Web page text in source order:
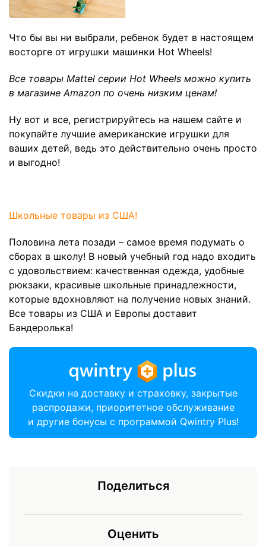
Что бы вы ни выбрали, ребенок будет в настоящем
восторге от игрушки машинки Hot Wheels!
Все товары Mattel серии Hot Wheels можно купить
в магазине Amazon по очень низким ценам!
Ну вот и все, регистрируйтесь на нашем сайте и
покупайте лучшие американские игрушки для
ваших детей, ведь это действительно очень просто
и выгодно!
Школьные товары из США!
Половина лета позади – самое время подумать о
сборах в школу! В новый учебный год надо входить
с удовольствием: качественная одежда, удобные
рюкзаки, красивые школьные принадлежности,
которые вдохновляют на получение новых знаний.
Все товары из США и Европы доставит
Бандеролька!
Скидки на доставку и страховку, закрытые
распродажи, приоритетное обслуживание
и другие бонусы с программой Qwintry Plus!
Поделиться
Оценить